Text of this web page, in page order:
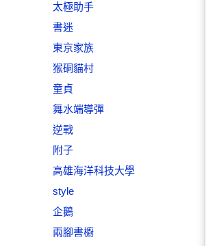
太極助手
書迷
東京家族
猴硐貓村
童貞
舞水端導彈
逆戰
附子
高雄海洋科技大學
style
企鵝
兩腳書櫥